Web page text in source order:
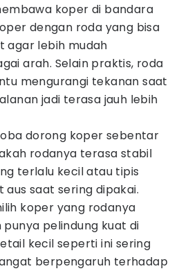
koper di bandara
dengan roda yang bisa
agar lebih mudah
arah. Selain praktis, roda
mengurangi tekanan saat
jadi terasa jauh lebih
dorong koper sebentar
rodanya terasa stabil
terlalu kecil atau tipis
saat sering dipakai.
koper yang rodanya
pelindung kuat di
kecil seperti ini sering
berpengaruh terhadap